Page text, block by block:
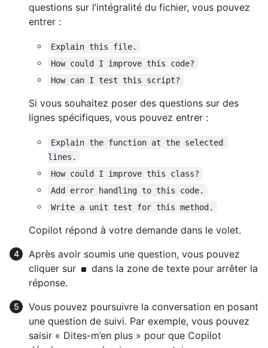
questions sur l’intégralité du fichier, vous pouvez
entrer :
Explain this file.
How could I improve this code?
How can I test this script?
Si vous souhaitez poser des questions sur des
lignes spécifiques, vous pouvez entrer :
Explain the function at the selected
lines.
How could I improve this class?
Add error handling to this code.
Write a unit test for this method.
Copilot répond à votre demande dans le volet.
Après avoir soumis une question, vous pouvez
cliquer sur
dans la zone de texte pour arrêter la
réponse.
Vous pouvez poursuivre la conversation en posant
une question de suivi. Par exemple, vous pouvez
saisir « Dites-m’en plus » pour que Copilot